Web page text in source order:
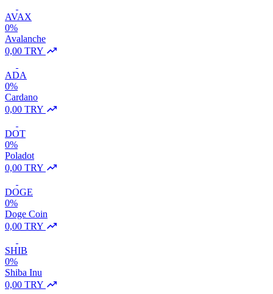
AVAX
0%
Avalanche
0,00 TRY
ADA
0%
Cardano
0,00 TRY
DOT
0%
Poladot
0,00 TRY
DOGE
0%
Doge Coin
0,00 TRY
SHIB
0%
Shiba Inu
0,00 TRY